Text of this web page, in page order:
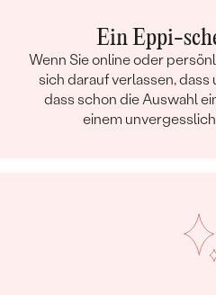
Ein Eppi-
Wenn Sie online oder
sich darauf verlassen,
dass schon die Auswahl
einem